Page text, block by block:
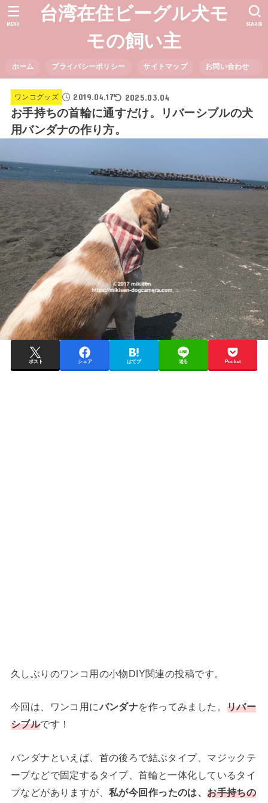
台湾在住ビーグル犬モ
モの飼い主
ホーム プライバシーポリシー サイトマップ お問い合わせ
SEARCH
MENU
ワンコグッズ 2019.04.17 2025.03.04
お手持ちの首輪に通すだけ。リバーシブルの犬
用バンダナの作り方。
ポスト シェア はてブ 送る Pocket
久しぶりのワンコ用の小物DIY関連の投稿です。
今回は、ワンコ用にバンダナを作ってみました。 リバー
シブルです！
バンダナといえば、首の後ろで結ぶタイプ、マジックテ
ープなどで固定するタイプ、首輪と一体化しているタイ
プなどがありますが、私が今回作ったのは、お手持ちの